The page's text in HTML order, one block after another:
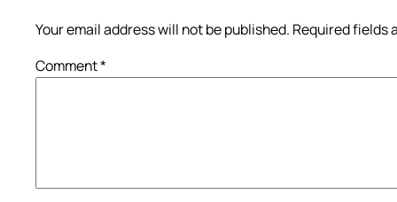
Your email address will not be published. Required fields
Comment*